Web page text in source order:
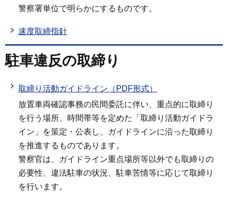
警察署単位で明らかにするものです。
速度取締指針
駐車違反の取締り
取締り活動ガイドライン（PDF形式）
放置車両確認事務の民間委託に伴い、重点的に取締り
を行う場所、時間帯等を定めた「取締り活動ガイドラ
イン」を策定・公表し、ガイドラインに沿った取締り
を推進するものであります。
警察官は、ガイドライン重点場所等以外でも取締りの
必要性、違法駐車の状況、駐車苦情等に応じて取締り
を行います。